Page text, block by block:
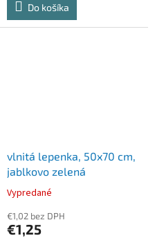
Do košíka
vlnitá lepenka, 50x70 cm,
jablkovo zelená
Vypredané
€1,02 bez DPH
€1,25